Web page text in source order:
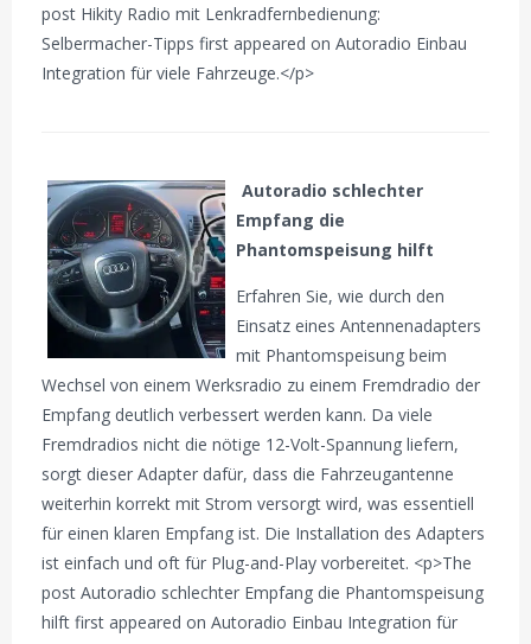
post Hikity Radio mit Lenkradfernbedienung:
Selbermacher-Tipps first appeared on Autoradio Einbau
Integration für viele Fahrzeuge.</p>
Autoradio schlechter
Empfang die
Phantomspeisung hilft
Erfahren Sie, wie durch den
Einsatz eines Antennenadapters
mit Phantomspeisung beim
Wechsel von einem Werksradio zu einem Fremdradio der
Empfang deutlich verbessert werden kann. Da viele
Fremdradios nicht die nötige 12-Volt-Spannung liefern,
sorgt dieser Adapter dafür, dass die Fahrzeugantenne
weiterhin korrekt mit Strom versorgt wird, was essentiell
für einen klaren Empfang ist. Die Installation des Adapters
ist einfach und oft für Plug-and-Play vorbereitet. <p>The
post Autoradio schlechter Empfang die Phantomspeisung
hilft first appeared on Autoradio Einbau Integration für